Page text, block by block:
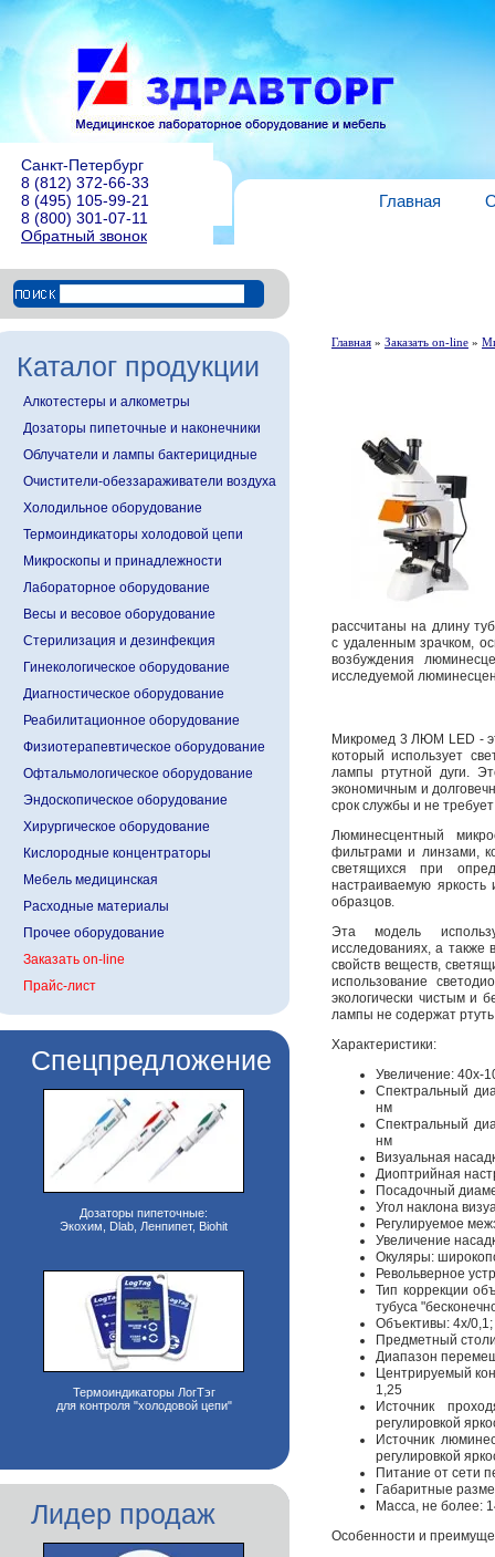
Санкт-Петербург
8 (812) 372-66-33
8 (495) 105-99-21
8 (800) 301-07-11
Обратный звонок
Главная
Каталог продукции
Алкотестеры и алкометры
Дозаторы пипеточные и наконечники
Облучатели и лампы бактерицидные
Очистители-обеззараживатели воздуха
Холодильное оборудование
Термоиндикаторы холодовой цепи
Микроскопы и принадлежности
Лабораторное оборудование
Весы и весовое оборудование
Стерилизация и дезинфекция
Гинекологическое оборудование
Диагностическое оборудование
Реабилитационное оборудование
Физиотерапевтическое оборудование
Офтальмологическое оборудование
Эндоскопическое оборудование
Хирургическое оборудование
Кислородные концентраторы
Мебель медицинская
Расходные материалы
Прочее оборудование
Заказать on-line
Прайс-лист
Спецпредложение
Дозаторы пипеточные:
Экохим, Dlab, Ленпипет, Biohit
Термоиндикаторы ЛогТэг
для контроля "холодовой цепи"
Лидер продаж
Главная » Заказать on-line »
рассчитаны на длину
с удаленным зрачком,
возбуждения
исследуемой
Микромед 3 ЛЮМ LED -
который использует
лампы ртутной дуги.
экономичным и
срок службы и не
Люминесцентный
фильтрами и линзами,
светящихся при
настраиваемую яркость
образцов.
Эта модель
исследованиях, а также
свойств веществ,
использование
экологически чистым и
лампы не содержат
Характеристики:
Увеличение: 40х-
Спектральный
нм
Спектральный
нм
Визуальная
Диоптрийная
Посадочный
Угол наклона
Регулируемое
Увеличение
Окуляры:
Револьверное
Тип коррекции
тубуса
Объективы: 4x/
Предметный
Диапазон
Центрируемый
1,25
Источник
регулировкой
Источник
регулировкой
Питание от сети
Габаритные
Масса, не более:
Особенности и